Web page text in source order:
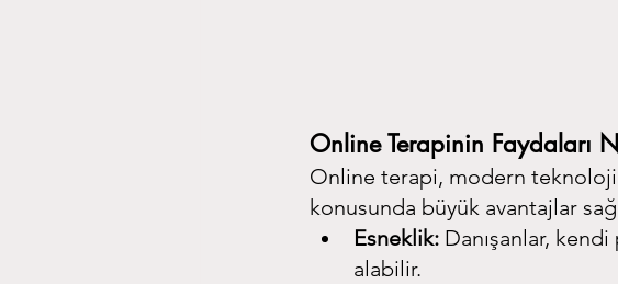
Online Terapinin Faydaları
Online terapi, modern
konusunda büyük avantajlar
Esneklik: Danışanlar,
alabilir.